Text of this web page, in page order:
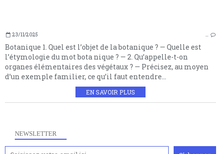
23/11/2025 …
Botanique 1. Quel est l’objet de la botanique ? — Quelle est
l’étymologie du mot bota nique ? — 2. Qu’appelle-t-on
organes élémentaires des végétaux ? — Précisez, au moyen
d’un exemple familier, ce qu’il faut entendre...
EN SAVOIR PLUS
NEWSLETTER